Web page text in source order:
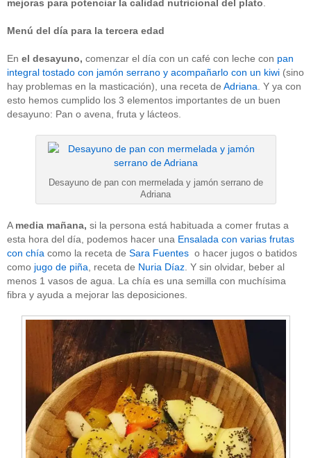
mejoras para potenciar la calidad nutricional del plato
Menú del día para la tercera edad
En el desayuno, comenzar el día con un café con leche con pan
integral tostado con jamón serrano y acompañarlo con un kiwi (sino
hay problemas en la masticación), una receta de Adriana . Y ya con
esto hemos cumplido los 3 elementos importantes de un buen
desayuno: Pan o avena, fruta y lácteos.
Desayuno de pan con mermelada y jamón serrano de
Adriana
A media mañana, si la persona está habituada a comer frutas a
esta hora del día, podemos hacer una Ensalada con varias frutas
con chía como la receta de Sara Fuentes o hacer jugos o batidos
como jugo de piña , receta de Nuria Díaz . Y sin olvidar, beber al
menos 1 vasos de agua. La chía es una semilla con muchísima
fibra y ayuda a mejorar las deposiciones.